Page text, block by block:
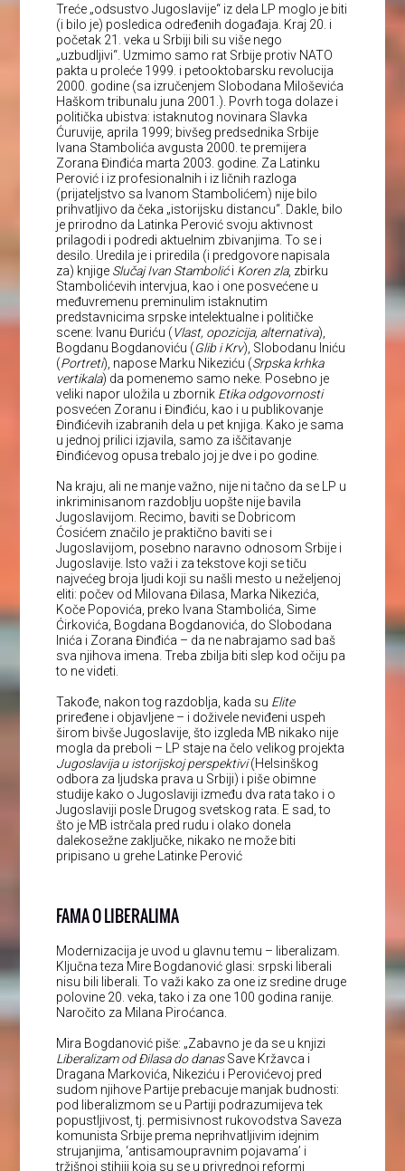
Treće „odsustvo Jugoslavije“ iz dela LP moglo je biti
(i bilo je) posledica određenih događaja. Kraj 20. i
početak 21. veka u Srbiji bili su više nego
„uzbudljivi“. Uzmimo samo rat Srbije protiv NATO
pakta u proleće 1999. i petooktobarsku revolucija
2000. godine (sa izručenjem Slobodana Miloševića
Haškom tribunalu juna 2001.). Povrh toga dolaze i
politička ubistva: istaknutog novinara Slavka
Ćuruvije, aprila 1999; bivšeg predsednika Srbije
Ivana Stambolića avgusta 2000. te premijera
Zorana Đinđića marta 2003. godine. Za Latinku
Perović i iz profesionalnih i iz ličnih razloga
(prijateljstvo sa Ivanom Stambolićem) nije bilo
prihvatljivo da čeka „istorijsku distancu“. Dakle, bilo
je prirodno da Latinka Perović svoju aktivnost
prilagodi i podredi aktuelnim zbivanjima. To se i
desilo. Uredila je i priredila (i predgovore napisala
za) knjige Slučaj Ivan Stambolići Koren zla, zbirku
Stambolićevih intervjua, kao i one posvećene u
međuvremenu preminulim istaknutim
predstavnicima srpske intelektualne i političke
scene: Ivanu Đuriću (Vlast, opozicija, alternativa),
Bogdanu Bogdanoviću (Glib i Krv), Slobodanu Iniću
(Portreti), napose Marku Nikeziću (Srpska krhka
vertikala) da pomenemo samo neke. Posebno je
veliki napor uložila u zbornik Etika odgovornosti
posvećen Zoranu i Đinđiću, kao i u publikovanje
Đinđićevih izabranih dela u pet knjiga. Kako je sama
u jednoj prilici izjavila, samo za iščitavanje
Đinđićevog opusa trebalo joj je dve i po godine.
Na kraju, ali ne manje važno, nije ni tačno da se LP u
inkriminisanom razdoblju uopšte nije bavila
Jugoslavijom. Recimo, baviti se Dobricom
Ćosićem značilo je praktično baviti se i
Jugoslavijom, posebno naravno odnosom Srbije i
Jugoslavije. Isto važi i za tekstove koji se tiču
najvećeg broja ljudi koji su našli mesto u neželjenoj
eliti: počev od Milovana Đilasa, Marka Nikezića,
Koče Popovića, preko Ivana Stambolića, Sime
Ćirkovića, Bogdana Bogdanovića, do Slobodana
Inića i Zorana Đinđića – da ne nabrajamo sad baš
sva njihova imena. Treba zbilja biti slep kod očiju pa
to ne videti.
Takođe, nakon tog razdoblja, kada su Elite
priređene i objavljene – i doživele neviđeni uspeh
širom bivše Jugoslavije, što izgleda MB nikako nije
mogla da preboli – LP staje na čelo velikog projekta
Jugoslavija u istorijskoj perspektivi(Helsinškog
odbora za ljudska prava u Srbiji) i piše obimne
studije kako o Jugoslaviji između dva rata tako i o
Jugoslaviji posle Drugog svetskog rata. E sad, to
što je MB istrčala pred rudu i olako donela
dalekosežne zaključke, nikako ne može biti
pripisano u grehe Latinke Perović
FAMA O LIBERALIMA
Modernizacija je uvod u glavnu temu – liberalizam.
Ključna teza Mire Bogdanović glasi: srpski liberali
nisu bili liberali. To važi kako za one iz sredine druge
polovine 20. veka, tako i za one 100 godina ranije.
Naročito za Milana Piroćanca.
Mira Bogdanović piše: „Zabavno je da se u knjizi
Liberalizam od Đilasa do danasSave Kržavca i
Dragana Markovića, Nikeziću i Perovićevoj pred
sudom njihove Partije prebacuje manjak budnosti:
pod liberalizmom se u Partiji podrazumijeva tek
popustljivost, tj. permisivnost rukovodstva Saveza
komunista Srbije prema neprihvatljivim idejnim
strujanjima, ‘antisamoupravnim pojavama’ i
tržišnoj stihiji koja su se u privrednoj reformi